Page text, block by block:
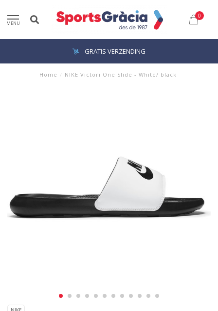
MENU
0
GRATIS VERZENDING
Home / NIKE Victori One Slide - White/ black